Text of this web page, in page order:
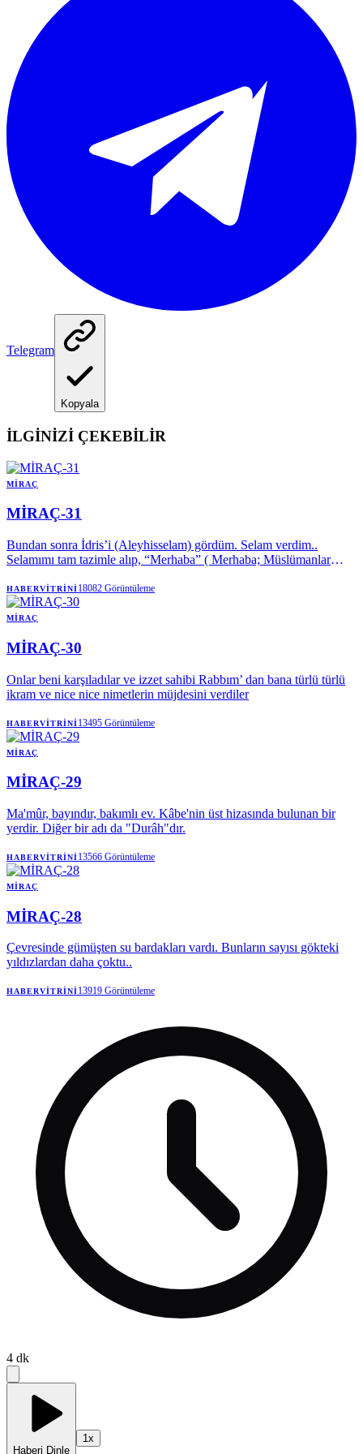
Telegram
Kopyala
İLGİNİZİ ÇEKEBİLİR
MIRAÇ
MİRAÇ-31
Bundan sonra İdris’i (Aleyhisselam) gördüm. Selam verdim..
Selamımı tam tazimle alıp, “Merhaba” ( Merhaba; Müslümanlar
olun, hoş geldiniz" mânasında söylenir.) dedi..
HABERVITRINI18082 Görüntüleme
MIRAÇ
MİRAÇ-30
Onlar beni karşıladılar ve izzet sahibi Rabbım’ dan bana türlü türlü
ikram ve nice nice nimetlerin müjdesini verdiler
HABERVITRINI13495 Görüntüleme
MIRAÇ
MİRAÇ-29
Ma'mûr, bayındır, bakımlı ev. Kâbe'nin üst hizasında bulunan bir
yerdir. Diğer bir adı da "Durâh"dır.
HABERVITRINI13566 Görüntüleme
MIRAÇ
MİRAÇ-28
Çevresinde gümüşten su bardakları vardı. Bunların sayısı gökteki
yıldızlardan daha çoktu..
HABERVITRINI13919 Görüntüleme
4 dk
Haberi Dinle
1x